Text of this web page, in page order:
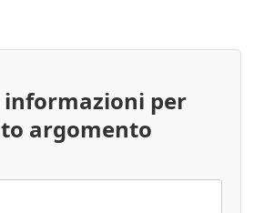
informazioni per
argomento